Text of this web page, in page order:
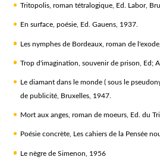
Tritopolis, roman tétralogique, Ed. Labor,
En surface, poésie, Ed. Gauens, 1937.
Les nymphes de Bordeaux, roman de
Trop d'imagination, souvenir de prison, Ed;
Le diamant dans le monde ( sous le
de publicité, Bruxelles, 1947.
Mort aux anges, roman de moeurs, Ed. du
Poésie concrète, Les cahiers de la Pensée
Le nègre de Simenon, 1956